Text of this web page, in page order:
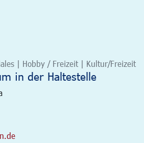
| Hobby / Freizeit | Kultur/Freizeit
in der Haltestelle